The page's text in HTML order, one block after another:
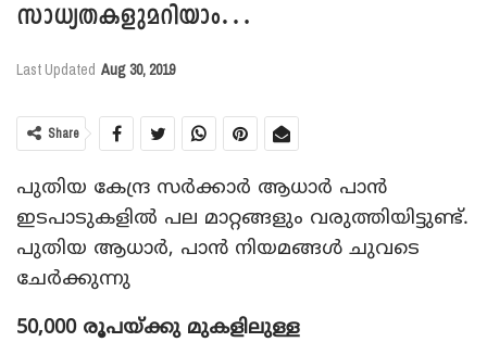
സാധ്യതകളുമറിയാം…
Last Updated Aug 30, 2019
Share
പുതിയ കേന്ദ്ര സര്‍ക്കാര്‍ ആധാര്‍ പാന്‍
ഇടപാടുകളില്‍ പല മാറ്റങ്ങളും വരുത്തിയിട്ടുണ്ട്.
പുതിയ ആധാര്‍, പാന്‍ നിയമങ്ങള്‍ ചുവടെ
ചേര്‍ക്കുന്നു
50,000 രൂപയ്ക്കു മുകളിലുള്ള